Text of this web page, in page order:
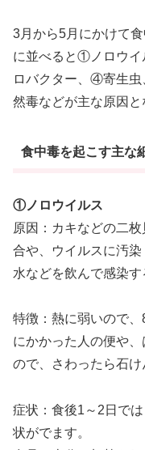
3月から5月にかけて
に並べると①ノロウ
ロバクター、④寄生
然毒などが主な原因と
食中毒を起こす主な
①ノロウイルス
原因：カキなどの二
合や、ウイルスに汚
水などを飲んで感染す
特徴：熱に弱いので
にかかった人の便や
ので、さわったら石け
症状：食後1～2日で
状がでます。